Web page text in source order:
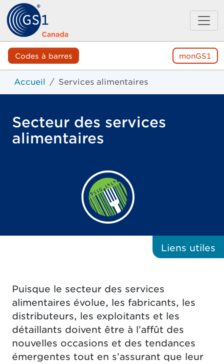
Codes à barres monGS1
Accueil Services alimentaires
Secteur des services
alimentaires
Liens utiles
Puisque le secteur des services
alimentaires évolue, les fabricants, les
distributeurs, les exploitants et les
détaillants doivent être à l’affût des
nouvelles occasions et des tendances
émergentes tout en s’assurant que leur